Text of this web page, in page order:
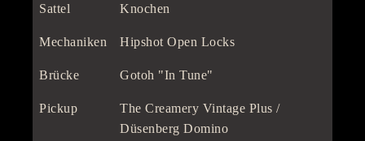
Sattel Knochen
Mechaniken Hipshot Open Locks
Brücke Gotoh "In Tune"
Pickup
The Creamery Vintage Plus /
Düsenberg Domino